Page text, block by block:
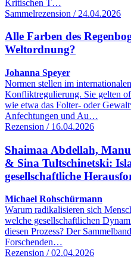
Kritischen T…
Sammelrezension / 24.04.2026
Alle Farben des
Weltordnung?
Johanna Speyer
Normen stellen im
Konfliktregulierung. Sie gelten
wie etwa das Folter- oder
Anfechtungen und Au…
Rezension / 16.04.2026
Shaimaa Abdellah,
& Sina Tultschinetski:
gesellschaftliche
Michael Rohschürmann
Warum radikalisieren sich
welche gesellschaftlichen
diesen Prozess? Der
Forschenden…
Rezension / 02.04.2026